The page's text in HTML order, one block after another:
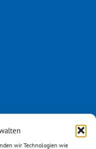
wir Technologien wie